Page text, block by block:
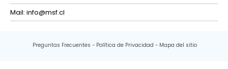
Mail: info@msf.cl
Preguntas Frecuentes Política de Privacidad Mapa del sitio